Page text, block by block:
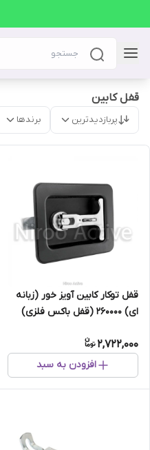
قفل کابین
پربازدیدترین برندها
قفل توکار کابین آویز خور (زبانه
ای) 260000 (قفل باکس فلزی)
2,722,000
افزودن به سبد